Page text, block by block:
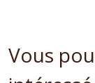
Vous